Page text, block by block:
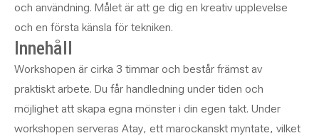
och användning. Målet är att ge dig en kreativ upplevelse
och en första känsla för tekniken.
Innehåll
Workshopen är cirka 3 timmar och består främst av
praktiskt arbete. Du får handledning under tiden och
möjlighet att skapa egna mönster i din egen takt. Under
workshopen serveras Atay, ett marockanskt myntate, vilket